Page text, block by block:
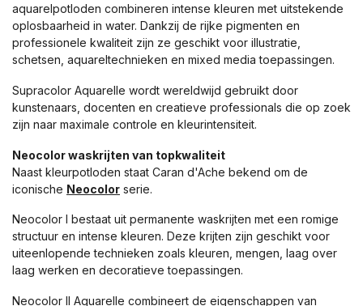
aquarelpotloden combineren intense kleuren met uitstekende
oplosbaarheid in water. Dankzij de rijke pigmenten en
professionele kwaliteit zijn ze geschikt voor illustratie,
schetsen, aquareltechnieken en mixed media toepassingen.
Supracolor Aquarelle wordt wereldwijd gebruikt door
kunstenaars, docenten en creatieve professionals die op zoek
zijn naar maximale controle en kleurintensiteit.
Neocolor waskrijten van topkwaliteit
Naast kleurpotloden staat Caran d'Ache bekend om de
iconische Neocolor serie.
Neocolor I bestaat uit permanente waskrijten met een romige
structuur en intense kleuren. Deze krijten zijn geschikt voor
uiteenlopende technieken zoals kleuren, mengen, laag over
laag werken en decoratieve toepassingen.
Neocolor II Aquarelle combineert de eigenschappen van